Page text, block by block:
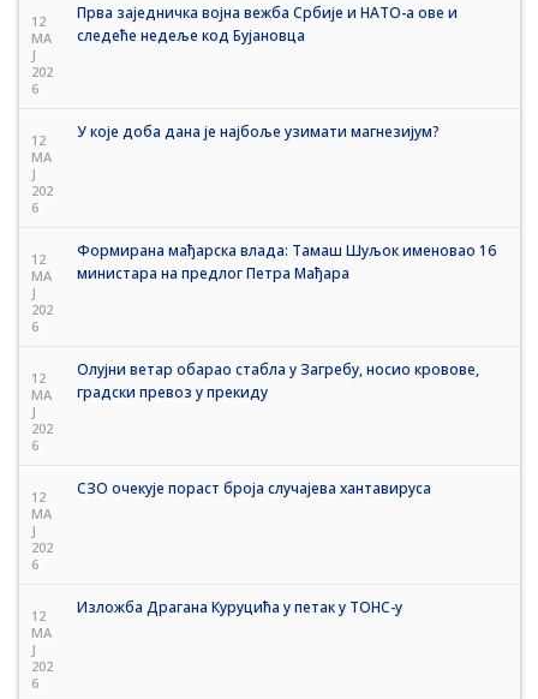
12
MA
J
202
6
Прва заједничка војна вежба Србије и НАТО-а ове и
следеће недеље код Бујановца
12
MA
J
202
6
У које доба дана је најбоље узимати магнезијум?
12
MA
J
202
6
Формирана мађарска влада: Тамаш Шуљок именовао 16
министара на предлог Петра Мађара
12
MA
J
202
6
Олујни ветар обарао стабла у Загребу, носио кровове,
градски превоз у прекиду
12
MA
J
202
6
СЗО очекује пораст броја случајева хантавируса
12
MA
J
202
6
Изложба Драгана Куруцића у петак у ТОНС-у